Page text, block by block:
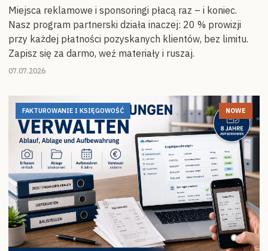
Miejsca reklamowe i sponsoringi płacą raz – i koniec.
Nasz program partnerski działa inaczej: 20 % prowizji
przy każdej płatności pozyskanych klientów, bez limitu.
Zapisz się za darmo, weź materiały i ruszaj.
07.07.2026
FAKTUROWANIE I KSIĘGOWOŚĆ NOWE